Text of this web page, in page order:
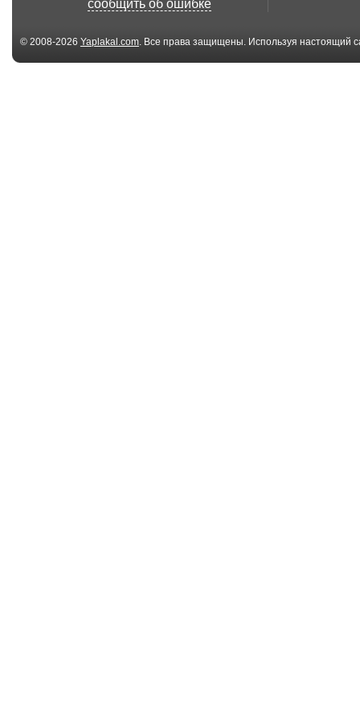
сообщить об ошибке
© 2008-2026 Yaplakal.com. Все права защищены. Используя настоящий